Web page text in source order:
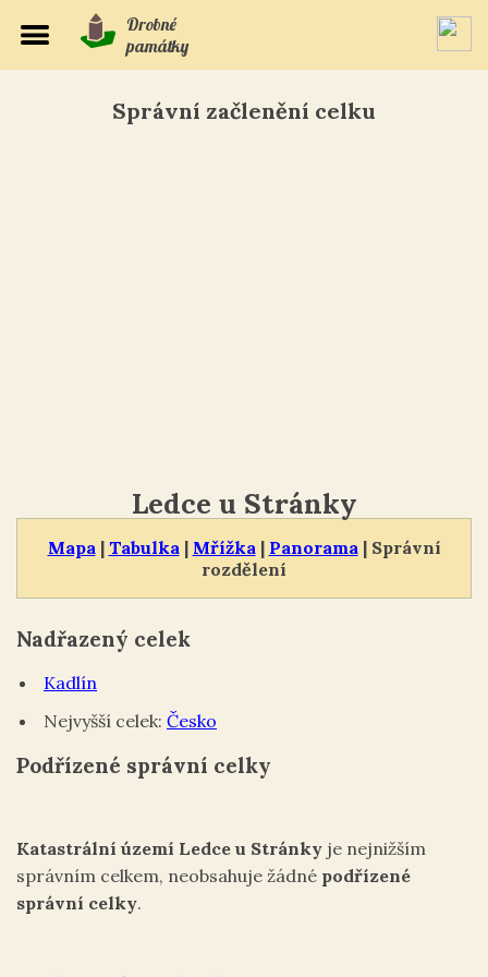
Drobné
památky
Správní začlenění celku
Mapa | Tabulka | Mřížka | Panorama | Správní
rozdělení
Ledce u Stránky
Nadřazený celek
Kadlín
Nejvyšší celek: Česko
Podřízené správní celky
Katastrální území Ledce u Stránky je nejnižším
správním celkem, neobsahuje žádné podřízené
správní celky.